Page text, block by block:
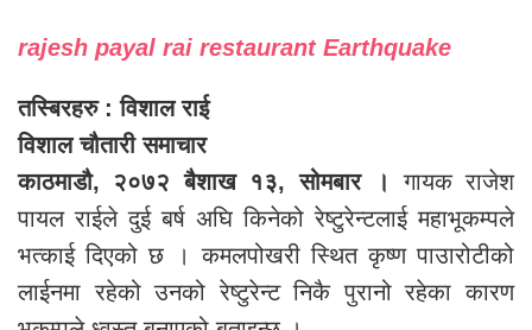
rajesh payal rai restaurant Earthquake
तस्बिरहरु : विशाल राई
विशाल चौतारी समाचार
काठमाडौ, २०७२ बैशाख १३, सोमबार ।
गायक राजेश
पायल राईले दुई बर्ष अघि किनेको रेष्टुरेन्टलाई महाभूकम्पले
भत्काई दिएको छ । कमलपोखरी स्थित कृष्ण पाउारोटीको
लाईनमा रहेको उनको रेष्टुरेन्ट निकै पुरानो रहेका कारण